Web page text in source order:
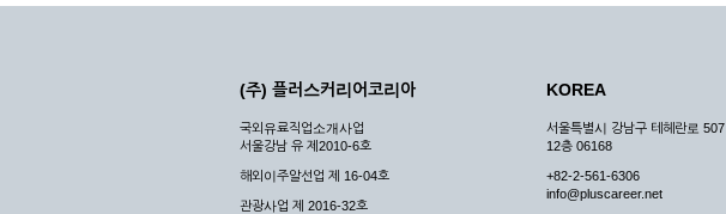
(주) 플러스커리어코리아
국외유료직업소개사업
서울강남 유 제2010-6호
해외이주알선업 제 16-04호
관광사업 제 2016-32호
KOREA
서울특별시 강남구 테헤란로 507
12층 06168
+82-2-561-6306
info@pluscareer.net